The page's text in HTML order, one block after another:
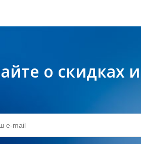
о скидках